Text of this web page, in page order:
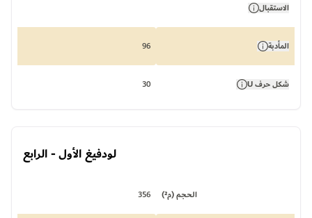
الاستقبال
المأدبة 96
شكل حرف U 30
لودفيغ الأول - الرابع
الحجم (م²) 356